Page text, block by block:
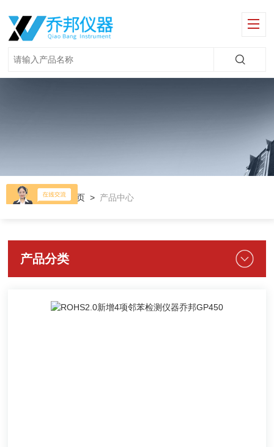
当前位置： 首页 > 产品中心
产品分类